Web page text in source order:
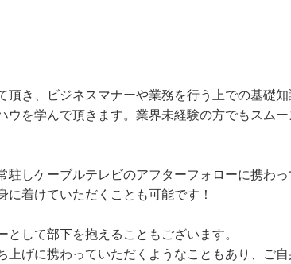
頂き、ビジネスマナーや業務を行う上での基礎
を学んで頂きます。業界未経験の方でもスムー
駐しケーブルテレビのアフターフォローに携わ
着けていただくことも可能です！
して部下を抱えることもございます。
上げに携わっていただくようなこともあり、ご